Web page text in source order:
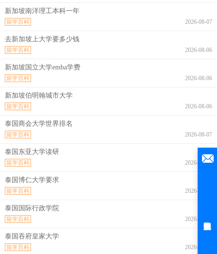
新加坡南洋理工本科一年
2026-08-07
留学百科
去新加坡上大学要多少钱
2026-08-06
留学百科
新加坡国立大学emba学费
2026-08-06
留学百科
新加坡伯明翰城市大学
2026-08-06
留学百科
泰国商会大学世界排名
2026-08-07
留学百科
泰国东亚大学读研
2026-08-07
留学百科
泰国博仁大学要求
2026-08-07
留学百科
泰国国际行政学院
2026-08-07
留学百科
泰国吞府皇家大学
2026-08-07
留学百科